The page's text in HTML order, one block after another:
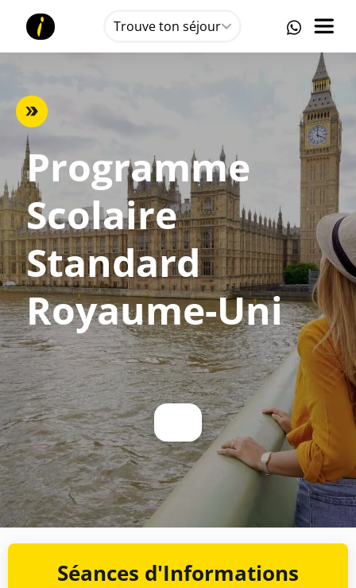
Trouve ton séjour
Programme
Scolaire
Standard
Royaume-Uni
Séances d'Informations